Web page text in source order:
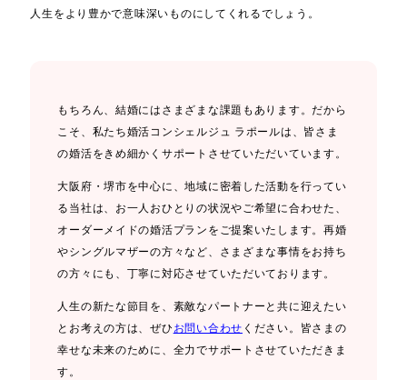
人生をより豊かで意味深いものにしてくれるでしょう。
もちろん、結婚にはさまざまな課題もあります。だから
こそ、私たち婚活コンシェルジュ ラポールは、皆さま
の婚活をきめ細かくサポートさせていただいています。
大阪府・堺市を中心に、地域に密着した活動を行ってい
る当社は、お一人おひとりの状況やご希望に合わせた、
オーダーメイドの婚活プランをご提案いたします。再婚
やシングルマザーの方々など、さまざまな事情をお持ち
の方々にも、丁寧に対応させていただいております。
人生の新たな節目を、素敵なパートナーと共に迎えたい
とお考えの方は、ぜひ お問い合わせ ください。皆さまの
幸せな未来のために、全力でサポートさせていただきま
す。